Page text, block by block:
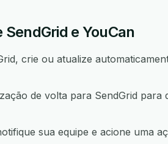
e YouCan
crie ou atualize
de volta para SendGrid para
sua equipe e acione uma